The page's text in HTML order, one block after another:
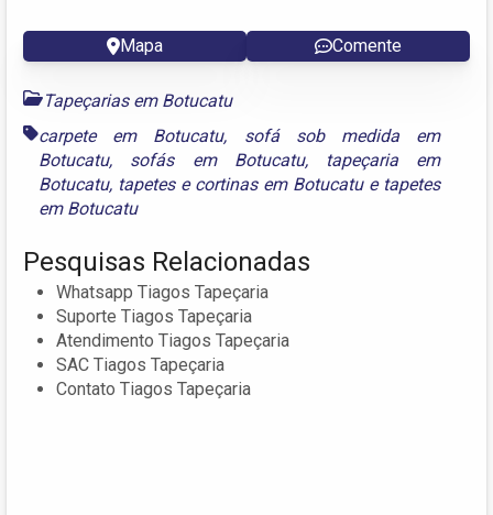
Mapa Comente
Tapeçarias em Botucatu
carpete em Botucatu, sofá sob medida em
Botucatu, sofás em Botucatu, tapeçaria em
Botucatu, tapetes e cortinas em Botucatue tapetes
em Botucatu
Pesquisas Relacionadas
Whatsapp Tiagos Tapeçaria
Suporte Tiagos Tapeçaria
Atendimento Tiagos Tapeçaria
SAC Tiagos Tapeçaria
Contato Tiagos Tapeçaria